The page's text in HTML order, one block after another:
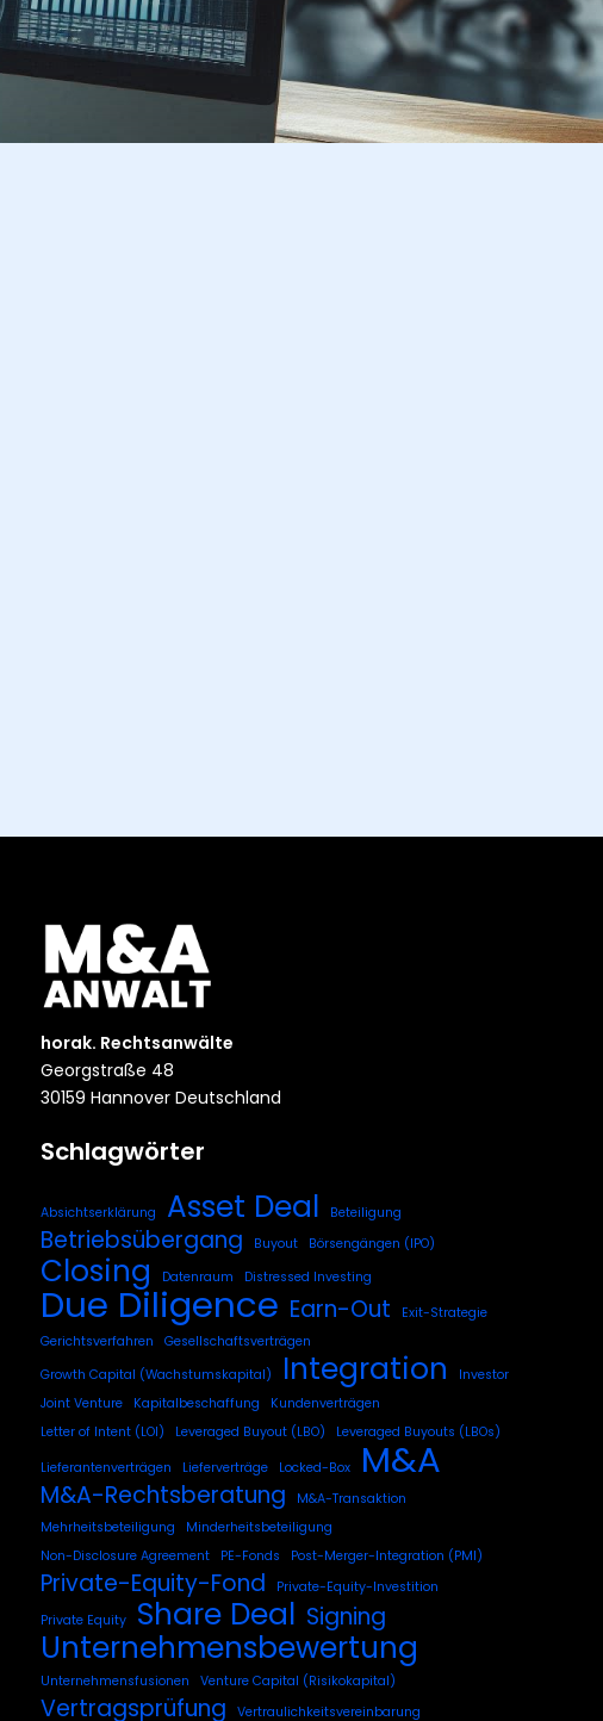
horak. Rechtsanwälte
Georgstraße 48
30159 Hannover Deutschland
Schlagwörter
Absichtserklärung Asset Deal Beteiligung
Betriebsübergang Buyout Börsengängen (IPO)
Closing Datenraum Distressed Investing
Due Diligence Earn-Out
Exit-Strategie
Gerichtsverfahren
Gesellschaftsverträgen
Growth Capital (Wachstumskapital)
Integration
Investor
Joint Venture
Kapitalbeschaffung
Kundenverträgen
Letter of Intent (LOI)
Leveraged Buyout (LBO)
Leveraged Buyouts (LBOs)
Lieferantenverträgen
Lieferverträge Locked-Box M&A
M&A-Rechtsberatung
M&A-Transaktion
Mehrheitsbeteiligung
Minderheitsbeteiligung
Non-Disclosure Agreement
PE-Fonds Post-Merger-Integration (PMI)
Private-Equity-Fond
Private-Equity-Investition
Private Equity
Share Deal Signing
Unternehmensbewertung
Unternehmensfusionen Venture Capital (Risikokapital)
Vertragsprüfung
Vertraulichkeitsvereinbarung